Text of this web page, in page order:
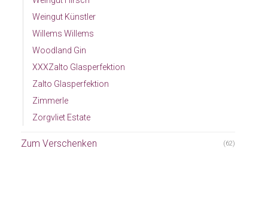
Weingut Künstler
Willems Willems
Woodland Gin
XXXZalto Glasperfektion
Zalto Glasperfektion
Zimmerle
Zorgvliet Estate
Zum Verschenken (62)